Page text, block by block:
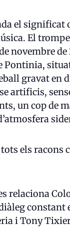
el significat
El
novembre
Pontinia,
gravat en
artificis,
un cop de
els
relaciona
i Tony